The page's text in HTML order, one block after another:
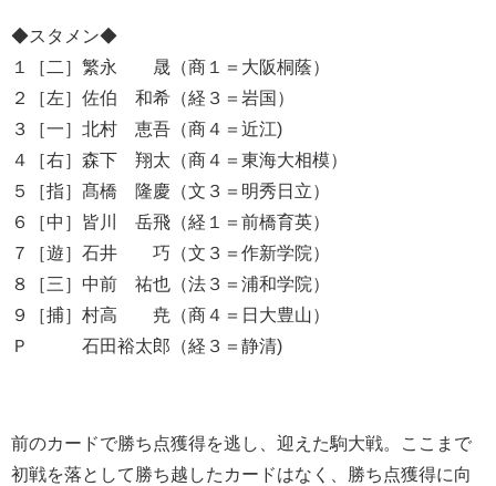
◆スタメン◆
１［二］繁永 晟（商１＝大阪桐蔭）
２［左］佐伯 和希（経３＝岩国）
３［一］北村 恵吾（商４＝近江)
４［右］森下 翔太（商４＝東海大相模）
５［指］髙橋 隆慶（文３＝明秀日立）
６［中］皆川 岳飛（経１＝前橋育英）
７［遊］石井 巧（文３＝作新学院）
８［三］中前 祐也（法３＝浦和学院）
９［捕］村高 尭（商４＝日大豊山）
Ｐ 石田裕太郎（経３＝静清)
前のカードで勝ち点獲得を逃し、迎えた駒大戦。ここまで
初戦を落として勝ち越したカードはなく、勝ち点獲得に向